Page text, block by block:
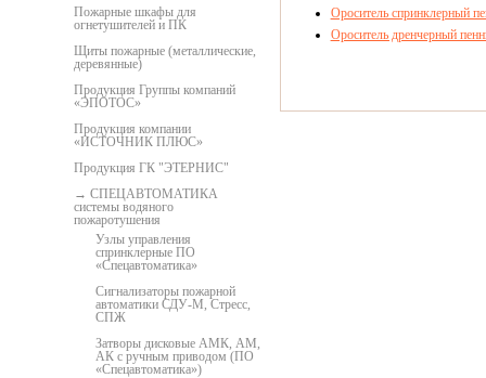
Пожарные шкафы для
огнетушителей и ПК
Щиты пожарные (металлические,
деревянные)
Продукция Группы компаний
«ЭПОТОС»
Продукция компании
«ИСТОЧНИК ПЛЮС»
Продукция ГК "ЭТЕРНИС"
СПЕЦАВТОМАТИКА
системы водяного
пожаротушения
Узлы управления
спринклерные ПО
«Спецавтоматика»
Сигнализаторы пожарной
автоматики СДУ-М, Стресс,
СПЖ
Затворы дисковые АМК, АМ,
АК с ручным приводом (ПО
«Спецавтоматика»)
Ороситель спринклерный
Ороситель дренчерный